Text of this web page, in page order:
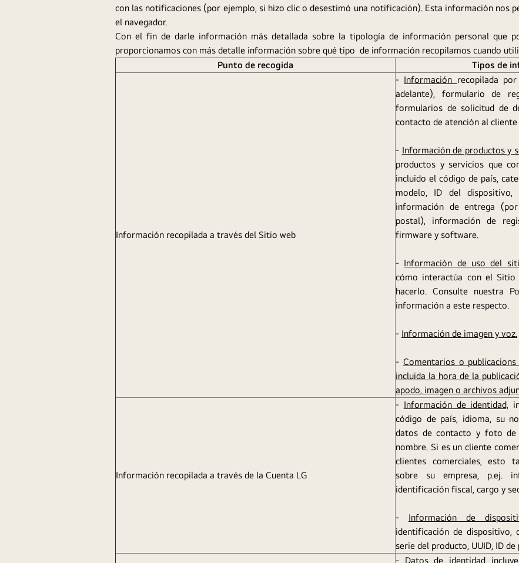
con las notificaciones (por ejemplo, si hizo clic o desestimó una notificación). Esta información nos
el navegador.
Con el fin de darle información más detallada sobre la tipología de información personal que
proporcionamos con más detalle información sobre qué tipo de información recopilamos cuando
Punto de recogida
Tipos de
Información recopilada a través del Sitio web
- Información recopilada
adelante), formulario de
formularios de solicitud de
contacto de atención al
- Información de productos y
productos y servicios que
incluido el código de país,
modelo, ID del
información de entrega
postal), información de
firmware y software.
- Información de uso del
cómo interactúa con el
hacerlo. Consulte nuestra
información a este respecto.
- Información de imagen y voz.
- Comentarios o
incluida la hora de la
apodo, imagen o archivos
Información recopilada a través de la Cuenta LG
- Información de identidad,
código de país, idioma, su
datos de contacto y foto
nombre. Si es un cliente
clientes comerciales, esto
sobre su empresa, p.ej.
identificación fiscal, cargo y
- Información de
identificación de
serie del producto, UUID, ID
- Datos de identidad